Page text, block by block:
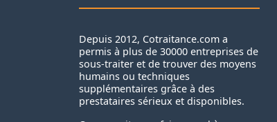
Depuis 2012, Cotraitance.com a
permis à plus de 30000 entreprises de
sous-traiter et de trouver des moyens
humains ou techniques
supplémentaires grâce à des
prestataires sérieux et disponibles.